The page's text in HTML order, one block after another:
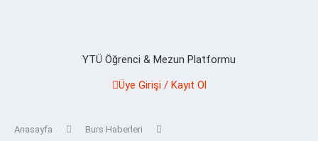
YTÜ Öğrenci & Mezun Platformu
Üye Girişi / Kayıt Ol
Anasayfa Burs Haberleri